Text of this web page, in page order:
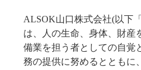
ALSOK山口株式会社(以下
は、人の生命、身体、財産
備業を担う者としての自覚
務の提供に努めるとともに